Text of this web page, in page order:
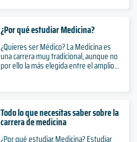
¿Por qué estudiar Medicina?
¿Quieres ser Médico? La Medicina es
una carrera muy tradicional, aunque no
por ello la más elegida entre el amplio...
Todo lo que necesitas saber sobre la
carrera de medicina